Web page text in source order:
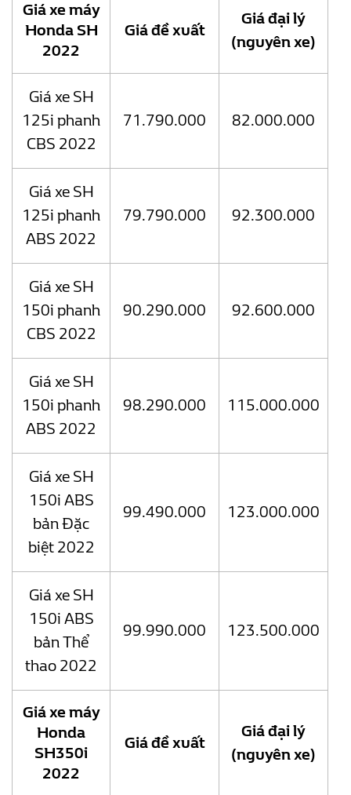
Giá xe máy
Honda SH
2022
Giá đề xuất
Giá đại lý
(nguyên xe)
Giá xe SH
125i phanh
CBS 2022
71.790.000 82.000.000
Giá xe SH
125i phanh
ABS 2022
79.790.000 92.300.000
Giá xe SH
150i phanh
CBS 2022
90.290.000 92.600.000
Giá xe SH
150i phanh
ABS 2022
98.290.000 115.000.000
Giá xe SH
150i ABS
bản Đặc
biệt 2022
99.490.000 123.000.000
Giá xe SH
150i ABS
bản Thể
thao 2022
99.990.000 123.500.000
Giá xe máy
Honda
SH350i
2022
Giá đề xuất
Giá đại lý
(nguyên xe)